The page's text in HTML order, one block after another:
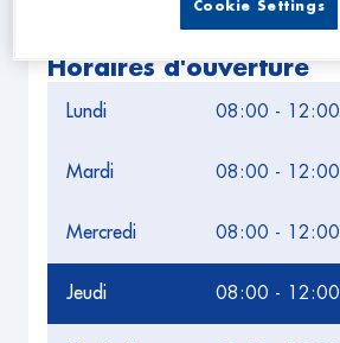
Horaires d'ouverture
Lundi 08:00 - 12:00
Mardi 08:00 - 12:00
Mercredi 08:00 - 12:00
Jeudi 08:00 - 12:00
NAVIGUERCookie Settings